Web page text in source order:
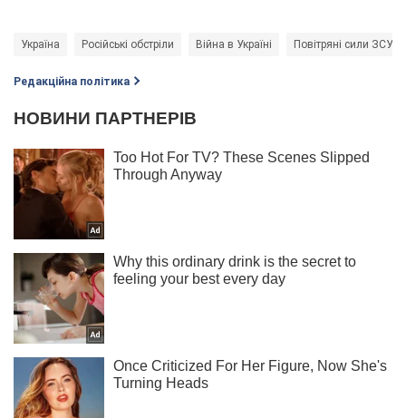
Україна Російські обстріли Війна в Україні Повітряні сили ЗСУ
Редакційна політика